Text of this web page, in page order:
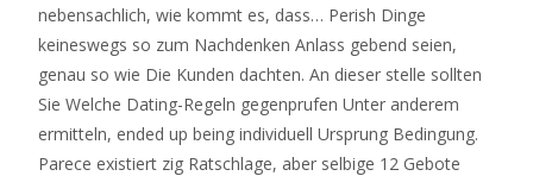
nebensachlich, wie kommt es, dass… Perish Dinge
keineswegs so zum Nachdenken Anlass gebend seien,
genau so wie Die Kunden dachten. An dieser stelle sollten
Sie Welche Dating-Regeln gegenprufen Unter anderem
ermitteln, ended up being individuell Ursprung Bedingung.
Parece existiert zig Ratschlage, aber selbige 12 Gebote